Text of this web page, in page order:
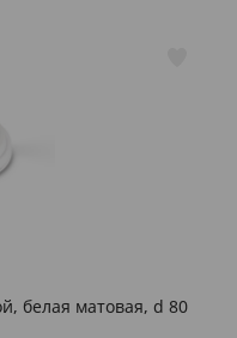
белая матовая, d 80